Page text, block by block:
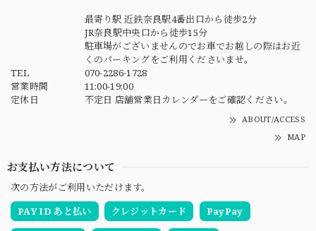
最寄り駅 近鉄奈良駅4番出口から徒歩2分
JR奈良駅中央口から徒歩15分
駐車場がございませんのでお車でお越しの際はお近
くのパーキングをご利用くださいませ。
TEL
070-2286-1728
営業時間
11:00-19:00
定休日
不定日 店舗営業日カレンダーをご確認ください。
ABOUT/ACCESS
MAP
お支払い方法について
次の方法がご利用いただけます。
PAY ID あと払い
クレジットカード PayPay